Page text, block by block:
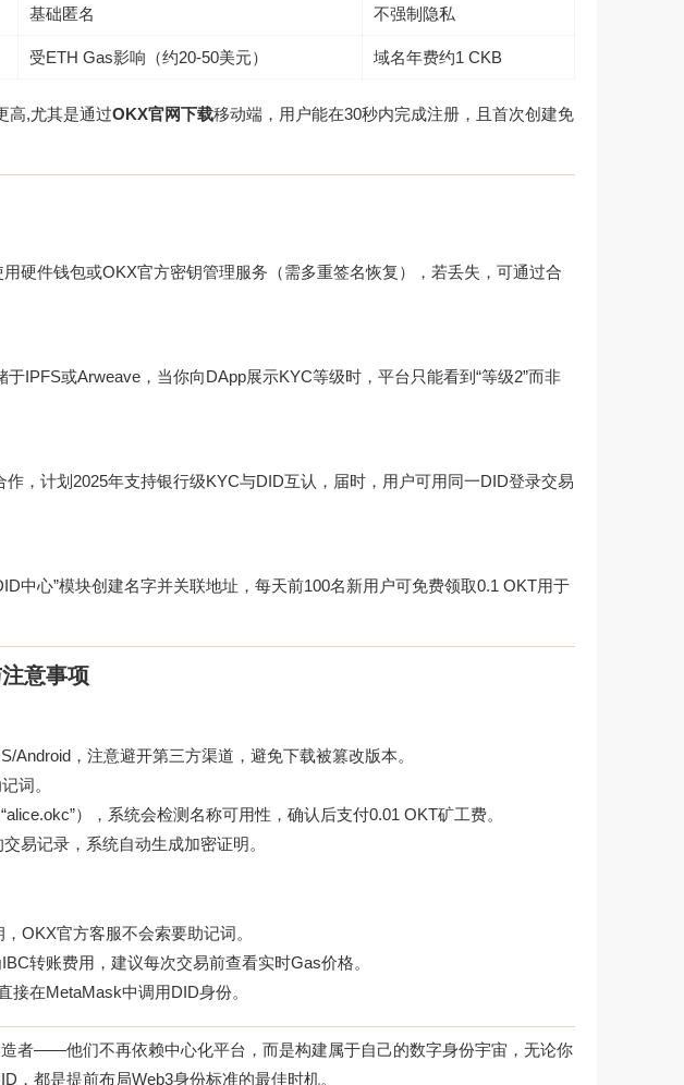
基础匿名 不强制隐私
受ETH Gas影响（约20-50美元） 域名年费约1 CKB
高,尤其是通过OKX官网下载移动端，用户能在30秒内完成注册，且首次创建免
硬件钱包或OKX官方密钥管理服务（需多重签名恢复），若丢失，可通过合
IPFS或Arweave，当你向DApp展示KYC等级时，平台只能看到“等级2”而非
，计划2025年支持银行级KYC与DID互认，届时，用户可用同一DID登录交易
中心”模块创建名字并关联地址，每天前100名新用户可免费领取0.1 OKT用于
意事项
Android，注意避开第三方渠道，避免下载被篡改版本。
词。
），系统会检测名称可用性，确认后支付0.01 OKT矿工费。
易记录，系统自动生成加密证明。
OKX官方客服不会索要助记词。
转账费用，建议每次交易前查看实时Gas价格。
接在MetaMask中调用DID身份。
造者——他们不再依赖中心化平台，而是构建属于自己的数字身份宇宙，无论你
，都是提前布局Web3身份标准的最佳时机。